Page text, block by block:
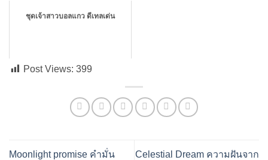
ชุดเจ้าสาวบอลแกว ดีเทลเด่น
Post Views: 399
Moonlight promise คำมั่น
Celestial Dream ความฝันจาก